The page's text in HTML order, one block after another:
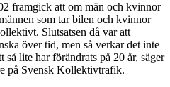
framgick att om män och kvinnor
som tar bilen och kvinnor
Slutsatsen då var att
över tid, men så verkar det inte
så lite har förändrats på 20 år, säger
på Svensk Kollektivtrafik.